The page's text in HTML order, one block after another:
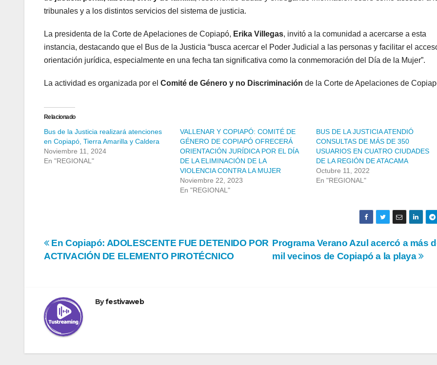
tribunales y a los distintos servicios del sistema de justicia.
La presidenta de la Corte de Apelaciones de Copiapó, Erika Villegas, invitó a la comunidad a acercarse a esta
instancia, destacando que el Bus de la Justicia “busca acercar el Poder Judicial a las personas y facilitar el
orientación jurídica, especialmente en una fecha tan significativa como la conmemoración del Día de la Mujer”.
La actividad es organizada por el Comité de Género y no Discriminación de la Corte de Apelaciones de
Relacionado
Bus de la Justicia realizará atenciones
en Copiapó, Tierra Amarilla y Caldera
Noviembre 11, 2024
En "REGIONAL"
VALLENAR Y COPIAPÓ: COMITÉ DE
GÉNERO DE COPIAPÓ OFRECERÁ
ORIENTACIÓN JURÍDICA POR EL DÍA
DE LA ELIMINACIÓN DE LA
VIOLENCIA CONTRA LA MUJER
Noviembre 22, 2023
En "REGIONAL"
BUS DE LA JUSTICIA ATENDIÓ
CONSULTAS DE MÁS DE 350
USUARIOS EN CUATRO CIUDADES
DE LA REGIÓN DE ATACAMA
Octubre 11, 2022
En "REGIONAL"
Navegación
Programa Verano Azul acercó a más
mil vecinos de Copiapó a la playa
En Copiapó: ADOLESCENTE FUE DETENIDO POR
ACTIVACIÓN DE ELEMENTO PIROTÉCNICO
Byfestivaweb